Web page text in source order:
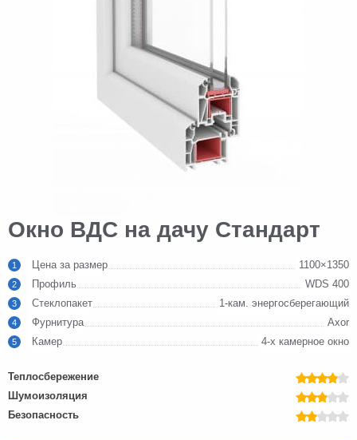
Окно ВДС на дачу Стандарт
1 Цена за размер 1100×1350
2 Профиль WDS 400
3 Стеклопакет 1-кам. энергосберегающий
4 Фурнитура Axor
5 Камер 4-х камерное окно
Теплосбережение
Шумоизоляция
Безопасность